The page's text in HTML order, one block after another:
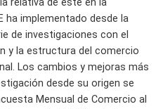
relativa de este en la
ha implementado desde la
de investigaciones con el
y la estructura del comercio
Los cambios y mejoras más
desde su origen se
Mensual de Comercio al